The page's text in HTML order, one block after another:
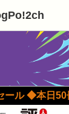
ール ◆本日50